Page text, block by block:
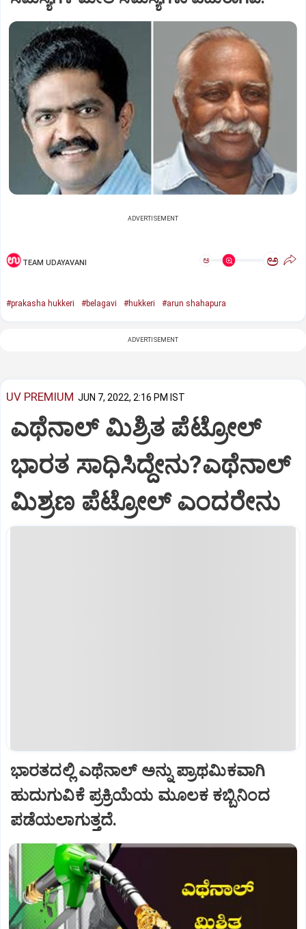
ADVERTISEMENT
TEAM UDAYAVANI ಅ ಅ
#prakasha hukkeri #belagavi #hukkeri #arun shahapura
ADVERTISEMENT
UV PREMIUM JUN 7, 2022, 2:16 PM IST
ಎಥೆನಾಲ್‌ ಮಿಶ್ರಿತ ಪೆಟ್ರೋಲ್‌
ಭಾರತ ಸಾಧಿಸಿದ್ದೇನು?ಎಥೆನಾಲ್‌
ಮಿಶ್ರಣ ಪೆಟ್ರೋಲ್‌ ಎಂದರೇನು
ಭಾರತದಲ್ಲಿ ಎಥೆನಾಲ್‌ ಅನ್ನು ಪ್ರಾಥಮಿಕವಾಗಿ
ಹುದುಗುವಿಕೆ ಪ್ರಕ್ರಿಯೆಯ ಮೂಲಕ ಕಬ್ಬಿನಿಂದ
ಪಡೆಯಲಾಗುತ್ತದೆ.